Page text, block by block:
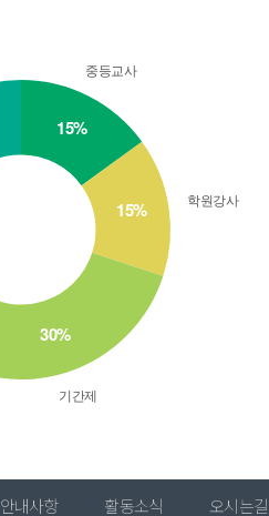
안내사항 활동소식 오시는길